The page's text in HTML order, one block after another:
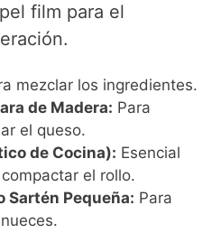
film para el
mezclar los ingredientes.
de Madera: Para
el queso.
de Cocina): Esencial
el rollo.
Sartén Pequeña: Para